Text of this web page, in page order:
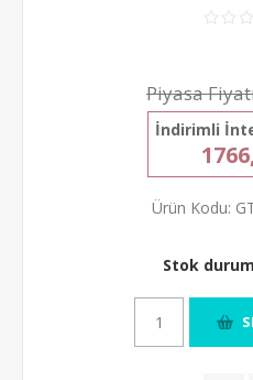
Piyasa
İndirimli
Ürün Kodu:
Stok